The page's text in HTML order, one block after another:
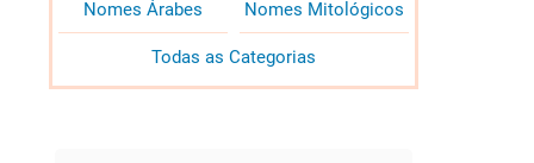
Nomes Árabes Nomes Mitológicos
Todas as Categorias